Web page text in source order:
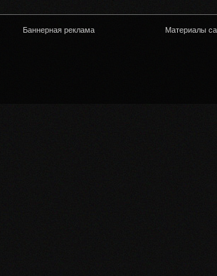
Баннерная реклама Материалы